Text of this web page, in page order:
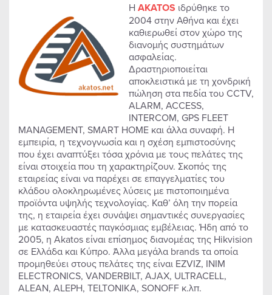
ΗAKATOS ιδρύθηκε το
2004 στην Αθήνα και έχει
καθιερωθεί στον χώρο της
διανομής συστημάτων
ασφαλείας.
Δραστηριοποιείται
αποκλειστικά με τη χονδρική
πώληση στα πεδία του CCTV,
ALARM, ACCESS,
INTERCOM, GPS FLEET
MANAGEMENT, SMART HOME και άλλα συναφή. Η
εμπειρία, η τεχνογνωσία και η σχέση εμπιστοσύνης
που έχει αναπτύξει τόσα χρόνια με τους πελάτες της
είναι στοιχεία που τη χαρακτηρίζουν. Σκοπός της
εταιρείας είναι να παρέχει σε επαγγελματίες του
κλάδου ολοκληρωμένες λύσεις με πιστοποιημένα
προϊόντα υψηλής τεχνολογίας. Καθ’ όλη την πορεία
της, η εταιρεία έχει συνάψει σημαντικές συνεργασίες
με κατασκευαστές παγκόσμιας εμβέλειας. Ήδη από το
2005, η Akatos είναι επίσημος διανομέας της Hikvision
σε Ελλάδα και Κύπρο. Άλλα μεγάλα brands τα οποία
προμηθεύει στους πελάτες της είναι EZVIZ, INIM
ELECTRONICS, VANDERBILT, AJAX, ULTRACELL,
ALEAN, ALEPH, TELTONIKA, SONOFF κ.λπ.